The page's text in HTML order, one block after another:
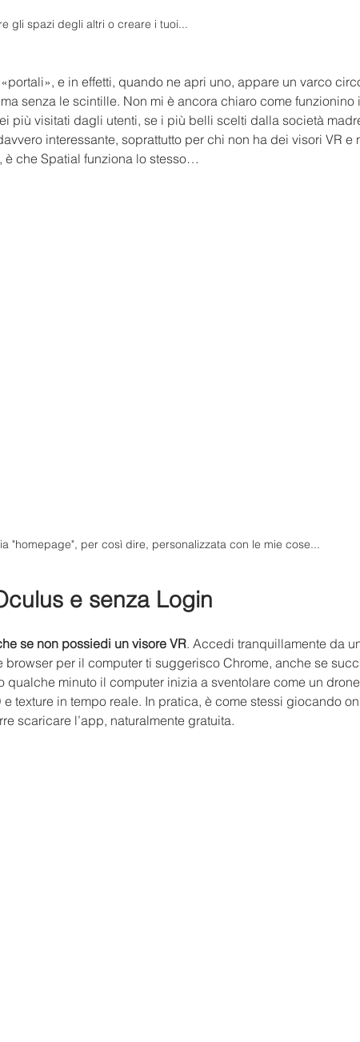
gli spazi degli altri o creare i tuoi...
e in effetti, quando ne apri uno, appare un varco
senza le scintille. Non mi è ancora chiaro come funzionino
più visitati dagli utenti, se i più belli scelti dalla società
interessante, soprattutto per chi non ha dei visori VR e
è che Spatial funziona lo stesso…
"homepage", per così dire, personalizzata con le mie cose...
e senza Login
se non possiedi un visore VR. Accedi tranquillamente da
browser per il computer ti suggerisco Chrome, anche se
minuto il computer inizia a sventolare come un
texture in tempo reale. In pratica, è come stessi giocando
scaricare l’app, naturalmente gratuita.